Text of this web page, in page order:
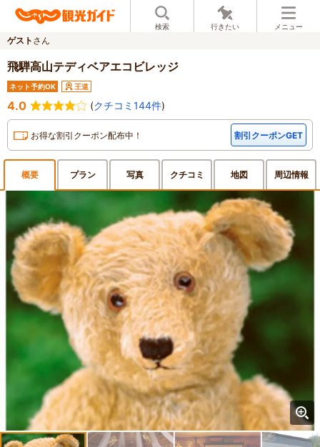
検索 行きたい メニュー
ゲスト さん
飛騨高山テディベアエコビレッジ
ネット予約OK 王道
4.0 (クチコミ144件)
お得な割引クーポン配布中！ 割引クーポンGET
概要 プラン 写真 クチコミ 地図 周辺情報